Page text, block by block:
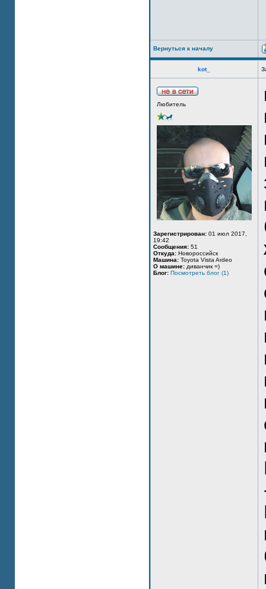
Вернуться к началу
kot_
Любитель
Зарегистрирован: 01 июл 2017,
19:42
Сообщения: 51
Откуда: Новороссийск
Машина: Toyota Vista Ardeo
О машине: диванчик =)
Блог: Посмотреть блог (1)